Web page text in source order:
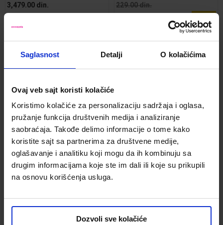
Saglasnost Detalji O kolačićima
Ovaj veb sajt koristi kolačiće
Koristimo kolačiće za personalizaciju sadržaja i oglasa,
pružanje funkcija društvenih medija i analiziranje
saobraćaja. Takođe delimo informacije o tome kako
koristite sajt sa partnerima za društvene medije,
oglašavanje i analitiku koji mogu da ih kombinuju sa
drugim informacijama koje ste im dali ili koje su prikupili
na osnovu korišćenja usluga.
Dozvoli sve kolačiće
3,479.00 din.
229.00 din.
1,549.00 din. 299.00 din.
209.30 din.